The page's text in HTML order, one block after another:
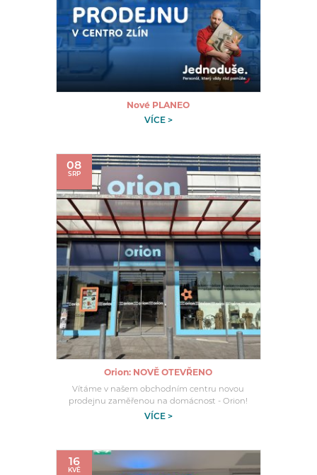
Nové PLANEO
VÍCE >
08
SRP
Orion: NOVĚ OTEVŘENO
Vítáme v našem obchodním centru novou
prodejnu zaměřenou na domácnost - Orion!
VÍCE >
16
KVĚ